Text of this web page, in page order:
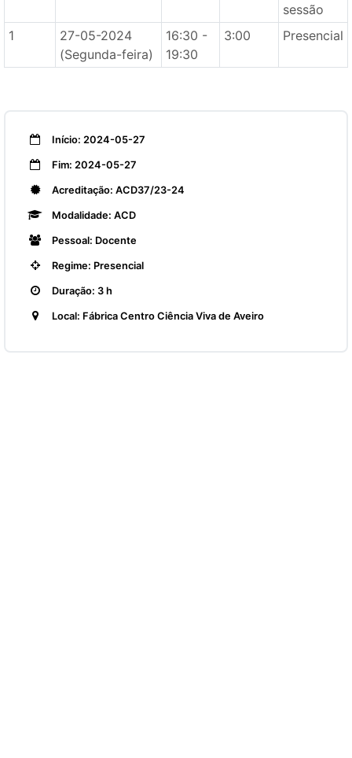
sessão
1
27-05-2024
(Segunda-feira)
16:30 -
19:30
3:00 Presencial
Início: 2024-05-27
Fim: 2024-05-27
Acreditação: ACD37/23-24
Modalidade: ACD
Pessoal: Docente
Regime: Presencial
Duração: 3 h
Local: Fábrica Centro Ciência Viva de Aveiro